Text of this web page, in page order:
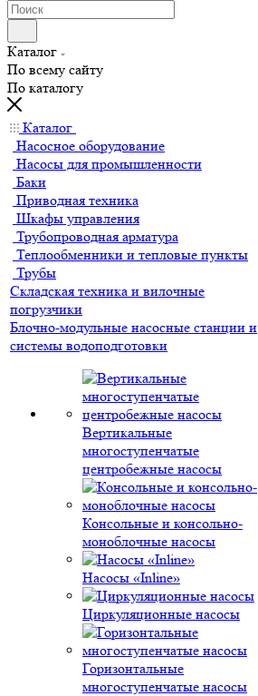
Каталог
По всему сайту
По каталогу
Каталог
Насосное оборудование
Насосы для промышленности
Баки
Приводная техника
Шкафы управления
Трубопроводная арматура
Теплообменники и тепловые пункты
Трубы
Складская техника и вилочные
погрузчики
Блочно-модульные насосные станции и
системы водоподготовки
Вертикальные
многоступенчатые
центробежные насосы
Консольные и консольно-
моноблочные насосы
Насосы «Inline»
Циркуляционные насосы
Горизонтальные
многоступенчатые насосы